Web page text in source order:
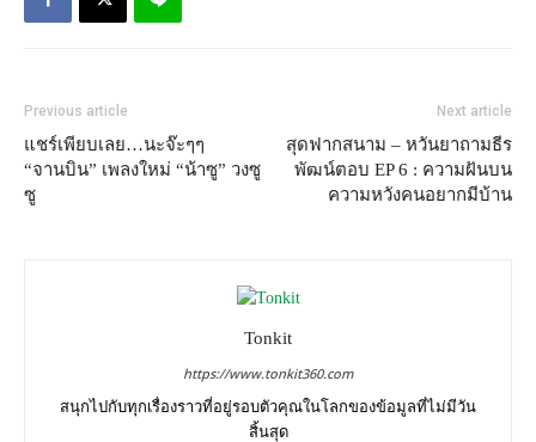
Previous article
แชร์เพียบเลย…นะจ๊ะๆๆ
“จานบิน” เพลงใหม่ “น้าซู” วงซู
ซู
Next article
สุดฟากสนาม – หวันยาถามธีร
พัฒน์ตอบ EP 6 : ความฝันบน
ความหวังคนอยากมีบ้าน
Tonkit
https://www.tonkit360.com
สนุกไปกับทุกเรื่องราวที่อยู่รอบตัวคุณในโลกของข้อมูลที่ไม่มีวัน
สิ้นสุด